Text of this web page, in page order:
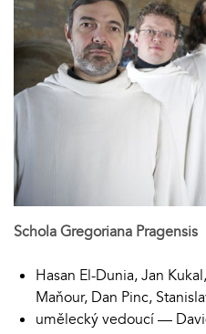
Schola Gregoriana Pragensis
Hasan El-Dunia, Jan
Maňour, Dan Pinc,
umělecký vedoucí —